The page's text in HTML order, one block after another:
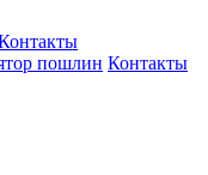
пошлин Контакты